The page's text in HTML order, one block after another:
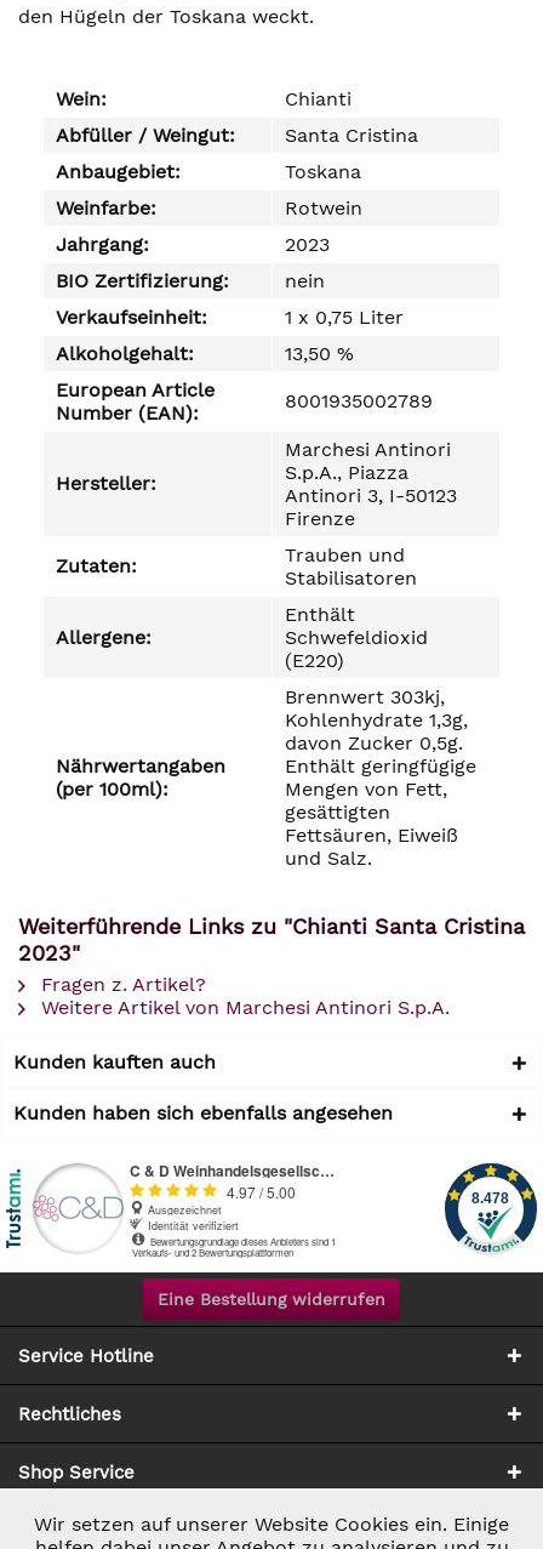
den Hügeln der Toskana weckt.
Wein:
Chianti
Abfüller / Weingut:
Santa Cristina
Anbaugebiet:
Toskana
Weinfarbe:
Rotwein
Jahrgang:
2023
BIO Zertifizierung:
nein
Verkaufseinheit:
1 x 0,75 Liter
Alkoholgehalt:
13,50 %
European Article
Number (EAN):
8001935002789
Hersteller:
Marchesi Antinori
S.p.A., Piazza
Antinori 3, I-50123
Firenze
Zutaten:
Trauben und
Stabilisatoren
Allergene:
Enthält
Schwefeldioxid
(E220)
Nährwertangaben
(per 100ml):
Brennwert 303kj,
Kohlenhydrate 1,3g,
davon Zucker 0,5g.
Enthält geringfügige
Mengen von Fett,
gesättigten
Fettsäuren, Eiweiß
und Salz.
Weiterführende Links zu "Chianti Santa Cristina
2023"
Fragen z. Artikel?
Weitere Artikel von Marchesi Antinori S.p.A.
Kunden kauften auch
Kunden haben sich ebenfalls angesehen
Eine Bestellung widerrufen
Service Hotline
Rechtliches
Shop Service
Zahlung & Versand
Notwendig Aktiv
Wir setzen auf unserer Website Cookies ein. Einige